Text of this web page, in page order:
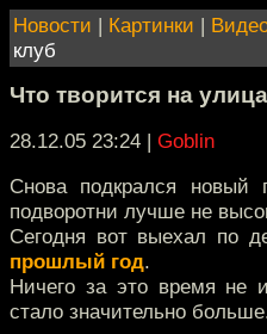
Новости | Картинки |
клуб
Что творится на
28.12.05 23:24 | Goblin
Снова подкрался
подворотни лучше не
Сегодня вот выехал по
прошлый год.
Ничего за это время не
стало значительно